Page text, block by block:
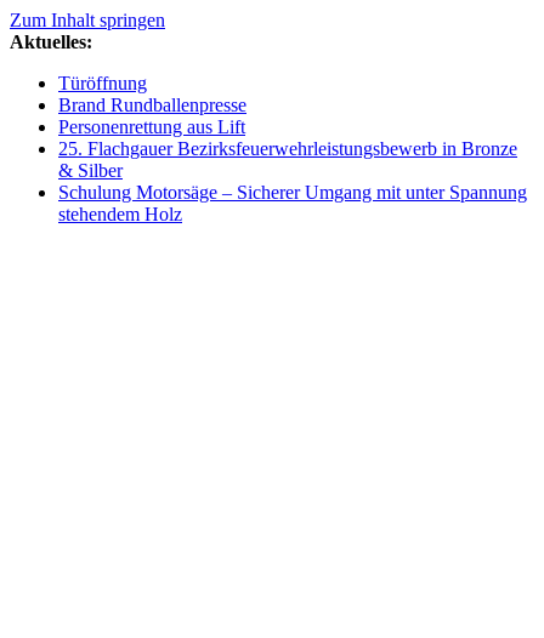
Zum Inhalt springen
Aktuelles:
Türöffnung
Brand Rundballenpresse
Personenrettung aus Lift
25. Flachgauer Bezirksfeuerwehrleistungsbewerb in Bronze
& Silber
Schulung Motorsäge – Sicherer Umgang mit unter Spannung
stehendem Holz